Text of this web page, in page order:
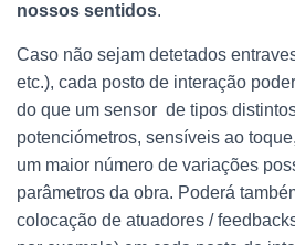
nossos sentidos.
Caso não sejam detetados
etc.), cada posto de interação
do que um sensor de tipos
potenciómetros, sensíveis ao
um maior número de variações
parâmetros da obra. Poderá
colocação de atuadores /